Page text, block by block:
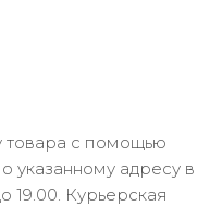
товара с помощью
указанному адресу в
19.00. Курьерская